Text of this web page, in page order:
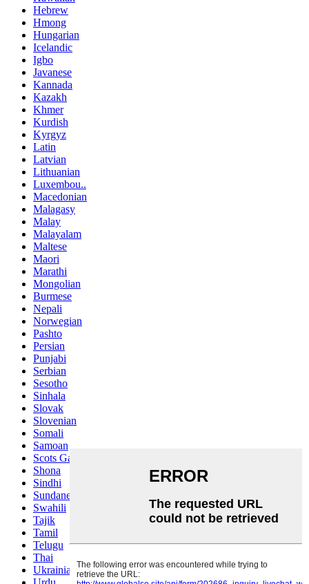
Hebrew
Hmong
Hungarian
Icelandic
Igbo
Javanese
Kannada
Kazakh
Khmer
Kurdish
Kyrgyz
Latin
Latvian
Lithuanian
Luxembou..
Macedonian
Malagasy
Malay
Malayalam
Maltese
Maori
Marathi
Mongolian
Burmese
Nepali
Norwegian
Pashto
Persian
Punjabi
Serbian
Sesotho
Sinhala
Slovak
Slovenian
Somali
Samoan
Scots Gaelic
Shona
Sindhi
Sundanese
Swahili
Tajik
Tamil
Telugu
Thai
Ukrainian